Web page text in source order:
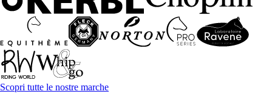
Scopri tutte le nostre marche